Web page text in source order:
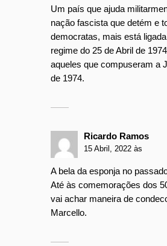
Um país que ajuda
nação fascista que detém e
democratas, mais está
regime do 25 de Abril de
aqueles que compuseram a
de 1974.
Ricardo Ramos
15 Abril, 2022 às
A bela da esponja no
Até às comemorações dos
vai achar maneira de
Marcello.